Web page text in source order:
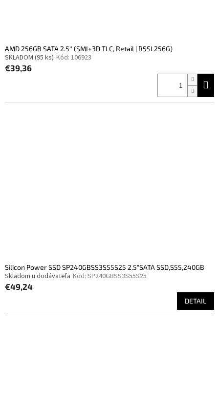
AMD 256GB SATA 2.5'' (SMI+3D TLC, Retail | R5SL256G)
SKLADOM (95 ks) Kód: 106923
€39,36
Silicon Power SSD SP240GBSS3S55S25 2.5"SATA SSD,S55,240GB
Skladom u dodávateľa Kód: SP240GBSS3S55S25
€49,24
DETAIL